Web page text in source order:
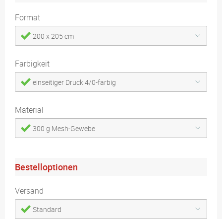
Format
200 x 205 cm
Farbigkeit
einseitiger Druck 4/0-farbig
Material
300 g Mesh-Gewebe
Bestelloptionen
Versand
Standard